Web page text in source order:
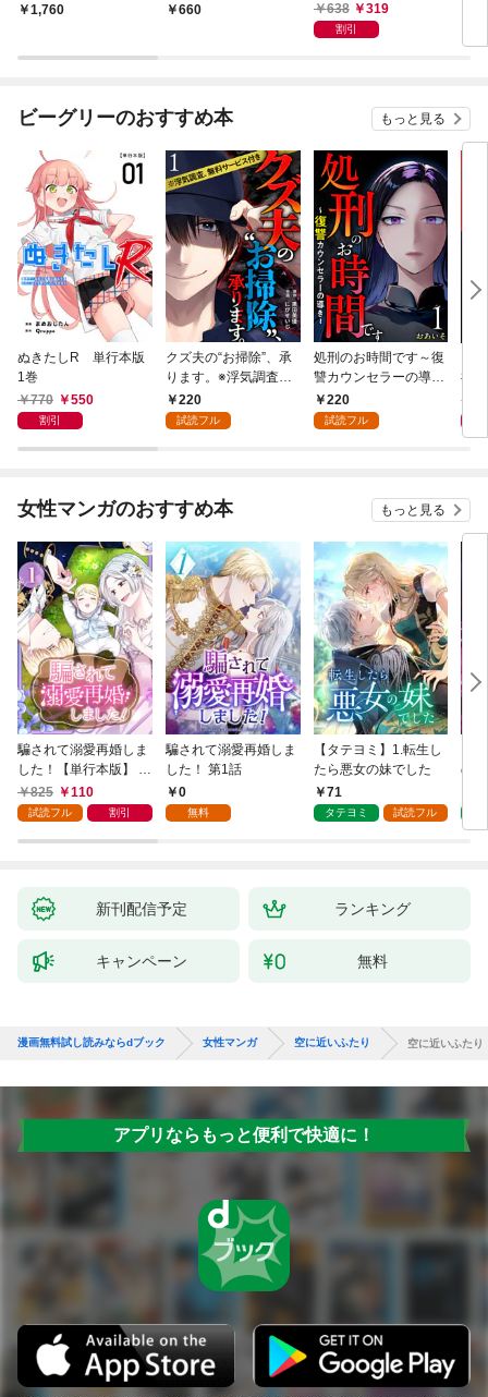
l.922
1,760
ら、夫から…搾取され
660 638 319
割引
ビーグリーのおすすめ本 もっと見る
ぬきたしR 単行本版
1巻
770
550
割引
クズ夫の“お掃除”、承
ります。※浮気調査、
無料サービス付き 1巻
220
試読フル
処刑のお時間です～復
讐カウンセラーの導き
～ 1巻
220
試読フル
神
1巻
女性マンガのおすすめ本 もっと見る
騙されて溺愛再婚しま
した！【単行本版】 1
巻825 110
試読フル 割引
騙されて溺愛再婚しま
した！ 第1話
0
無料
【タテヨミ】1.転生し
たら悪女の妹でした
71
タテヨミ 試読フル
の
新刊配信予定 ランキング
キャンペーン 無料
漫画無料試し読みならdブック 女性マンガ 空に近いふたり 空に近いふた
アプリならもっと便利で快適に！